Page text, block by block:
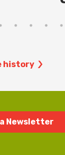
history
Newsletter